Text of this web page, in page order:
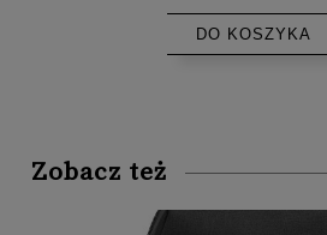
DO KOSZYKA
Zobacz też